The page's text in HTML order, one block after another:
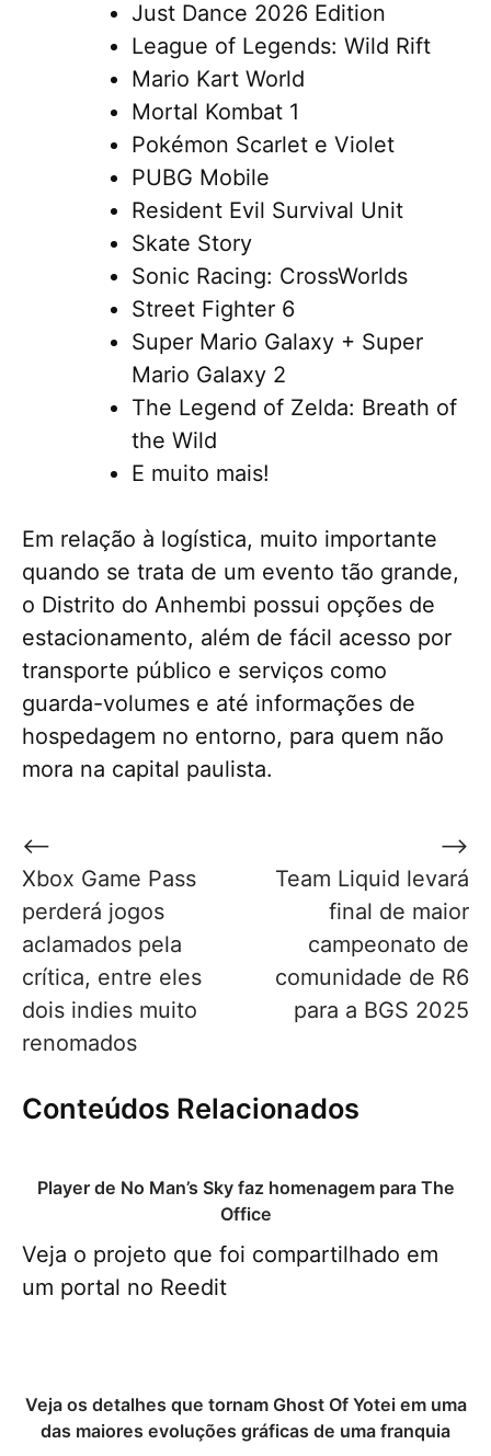
Just Dance 2026 Edition
League of Legends: Wild Rift
Mario Kart World
Mortal Kombat 1
Pokémon Scarlet e Violet
PUBG Mobile
Resident Evil Survival Unit
Skate Story
Sonic Racing: CrossWorlds
Street Fighter 6
Super Mario Galaxy + Super
Mario Galaxy 2
The Legend of Zelda: Breath of
the Wild
E muito mais!
Em relação à logística, muito importante
quando se trata de um evento tão grande,
o Distrito do Anhembi possui opções de
estacionamento, além de fácil acesso por
transporte público e serviços como
guarda-volumes e até informações de
hospedagem no entorno, para quem não
mora na capital paulista.
Navegação
de
Post
⟵
Xbox Game Pass
perderá jogos
aclamados pela
crítica, entre eles
dois indies muito
renomados
Team Liquid levará
final de maior
campeonato de
comunidade de R6
para a BGS 2025
⟶
Conteúdos Relacionados
Player de No Man’s Sky faz homenagem para The
Office
Veja o projeto que foi compartilhado em
um portal no Reedit
Veja os detalhes que tornam Ghost Of Yotei em uma
das maiores evoluções gráficas de uma franquia